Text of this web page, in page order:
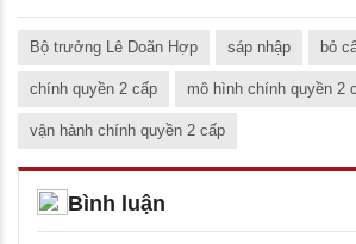
Bộ trưởng Lê Doãn Hợp sáp nhập bỏ
chính quyền 2 cấp mô hình chính quyền 2
vận hành chính quyền 2 cấp
Bình luận